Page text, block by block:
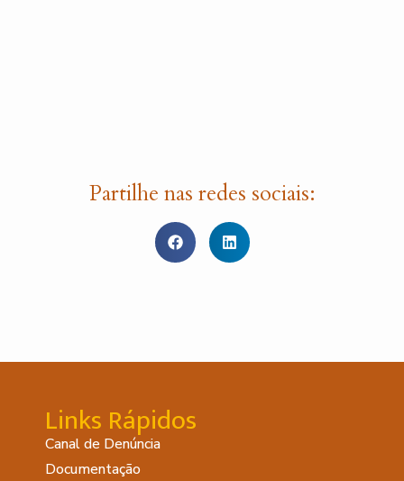
Partilhe nas redes sociais:
Links Rápidos
Canal de Denúncia
Documentação